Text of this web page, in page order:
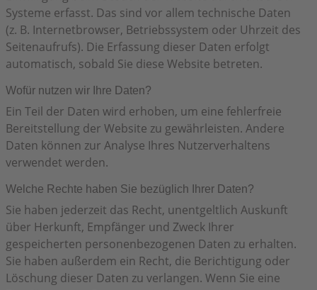
Systeme erfasst. Das sind vor allem technische Daten
(z. B. Internetbrowser, Betriebssystem oder Uhrzeit des
Seitenaufrufs). Die Erfassung dieser Daten erfolgt
automatisch, sobald Sie diese Website betreten.
Wofür nutzen wir Ihre Daten?
Ein Teil der Daten wird erhoben, um eine fehlerfreie
Bereitstellung der Website zu gewährleisten. Andere
Daten können zur Analyse Ihres Nutzerverhaltens
verwendet werden.
Welche Rechte haben Sie bezüglich Ihrer Daten?
Sie haben jederzeit das Recht, unentgeltlich Auskunft
über Herkunft, Empfänger und Zweck Ihrer
gespeicherten personenbezogenen Daten zu erhalten.
Sie haben außerdem ein Recht, die Berichtigung oder
Löschung dieser Daten zu verlangen. Wenn Sie eine